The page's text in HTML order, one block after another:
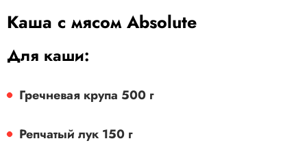
Каша с мясом Absolute
Для каши:
Гречневая крупа 500 г
Репчатый лук 150 г